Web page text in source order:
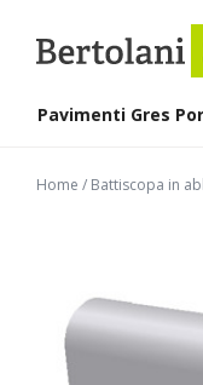
Pavimenti Gres
Home / Battiscopa in